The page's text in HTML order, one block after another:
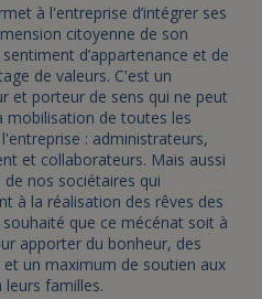
à l'entreprise d’intégrer ses
citoyenne de son
d’appartenance et de
de valeurs. C'est un
et porteur de sens qui ne peut
mobilisation de toutes les
: administrateurs,
et collaborateurs. Mais aussi
nos sociétaires qui
à la réalisation des rêves des
que ce mécénat soit à
apporter du bonheur, des
un maximum de soutien aux
familles.